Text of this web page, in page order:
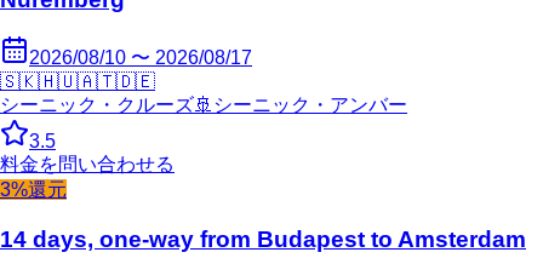
2026/08/10 〜 2026/08/17
🇸🇰🇭🇺🇦🇹🇩🇪
シーニック・クルーズ🚢 シーニック・アンバー
3.5
料金を問い合わせる
3%還元
14 days, one-way from Budapest to Amsterdam